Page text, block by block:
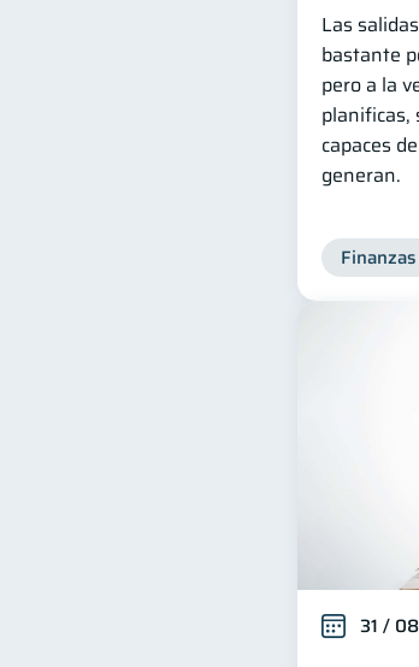
Las
bastante
pero a la
planificas,
capaces
generan.
31 /